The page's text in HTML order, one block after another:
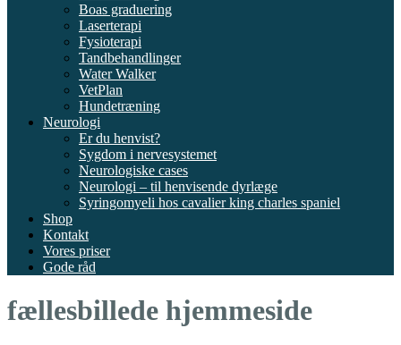
Boas graduering
Laserterapi
Fysioterapi
Tandbehandlinger
Water Walker
VetPlan
Hundetræning
Neurologi
Er du henvist?
Sygdom i nervesystemet
Neurologiske cases
Neurologi – til henvisende dyrlæge
Syringomyeli hos cavalier king charles spaniel
Shop
Kontakt
Vores priser
Gode råd
fællesbillede hjemmeside